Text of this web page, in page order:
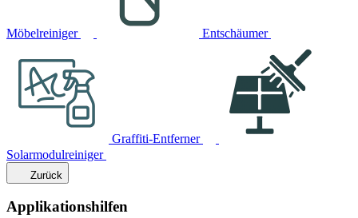
Möbelreiniger Entschäumer
Graffiti-Entferner
Solarmodulreiniger
Zurück
Applikationshilfen